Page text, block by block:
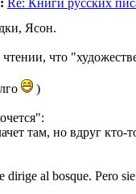
Re: Книги русских
Ясон.
что
)
там, но вдруг кто-
dirige al bosque. Pero